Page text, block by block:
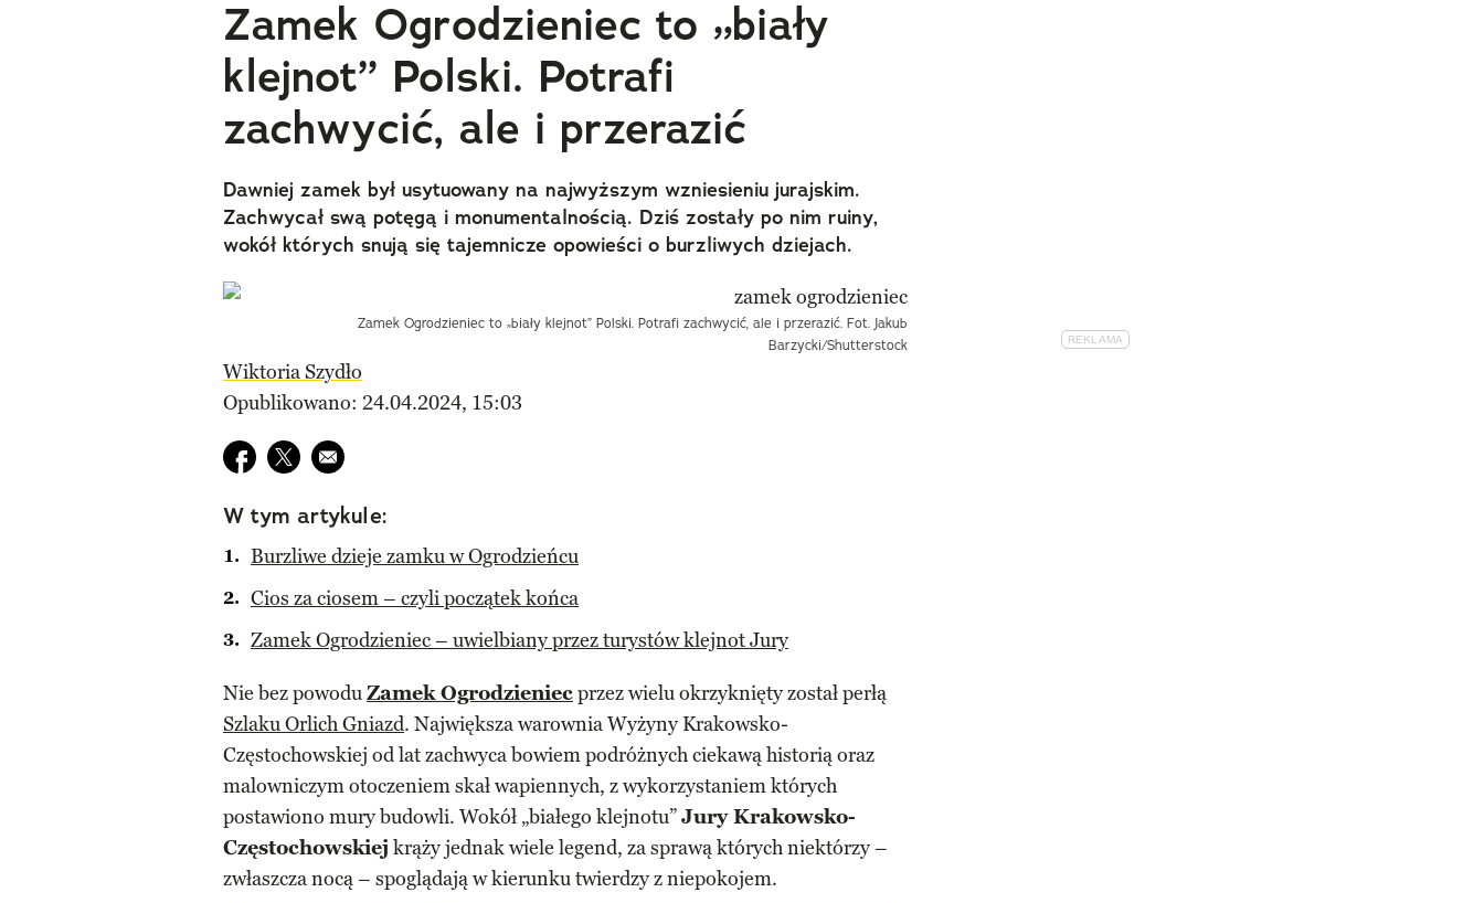
Zamek Ogrodzieniec to „biały
klejnot” Polski. Potrafi
zachwycić, ale i przerazić
Dawniej zamek był usytuowany na najwyższym wzniesieniu jurajskim.
Zachwycał swą potęgą i monumentalnością. Dziś zostały po nim ruiny,
wokół których snują się tajemnicze opowieści o burzliwych dziejach.
Zamek Ogrodzieniec to „biały klejnot” Polski. Potrafi zachwycić, ale i przerazić. Fot. Jakub
Barzycki/Shutterstock
Wiktoria Szydło
Opublikowano: 24.04.2024, 15:03
Udostępnij na facebook
Udostępnij na twitter
E-mail do przyjaciela
W tym artykule:
Burzliwe dzieje zamku w Ogrodzieńcu
Cios za ciosem – czyli początek końca
Zamek Ogrodzieniec – uwielbiany przez turystów klejnot Jury
Nie bez powoduZamek Ogrodzieniecprzez wielu okrzyknięty został perłą
Szlaku Orlich Gniazd. Największa warownia Wyżyny Krakowsko-
Częstochowskiej od lat zachwyca bowiem podróżnych ciekawą historią oraz
malowniczym otoczeniem skał wapiennych, z wykorzystaniem których
postawiono mury budowli. Wokół „białego klejnotu”Jury Krakowsko-
Częstochowskiej krąży jednak wiele legend, za sprawą których niektórzy –
zwłaszcza nocą – spoglądają w kierunku twierdzy z niepokojem.